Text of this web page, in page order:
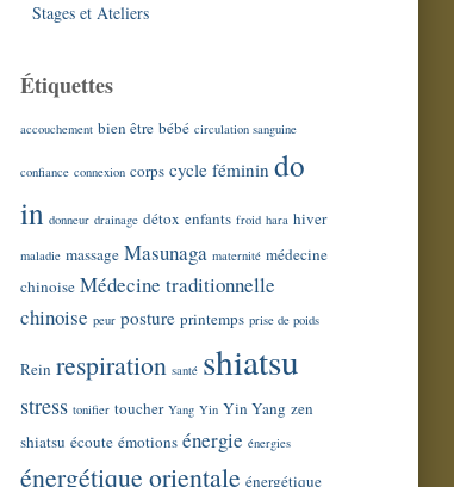
Stages et Ateliers
Étiquettes
accouchement bien être bébé circulation sanguine
confiance connexion corps cycle féminin do
in donneur drainage détox enfants froid hara hiver
maladie massage Masunaga maternité médecine
chinoise Médecine traditionnelle
chinoise peur posture printemps prise de poids
Rein respiration santé shiatsu
stress tonifier toucher Yang Yin Yin Yang zen
shiatsu écoute émotions énergie énergies
énergétique orientale énergétique